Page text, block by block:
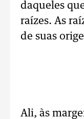
daqueles
raízes. As
de suas
Ali, às